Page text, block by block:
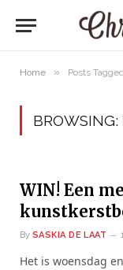
Home » Posts
BROWSING:
WIN! Een
By SASKIA DE LAAT
Het is woensdag